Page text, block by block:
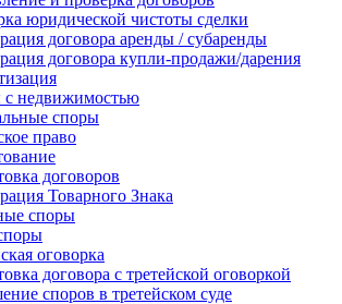
юридической чистоты сделки
договора аренды / субаренды
договора купли-продажи/дарения
с недвижимостью
споры
право
договоров
Товарного Знака
споры
оговорка
договора с третейской оговоркой
споров в третейском суде